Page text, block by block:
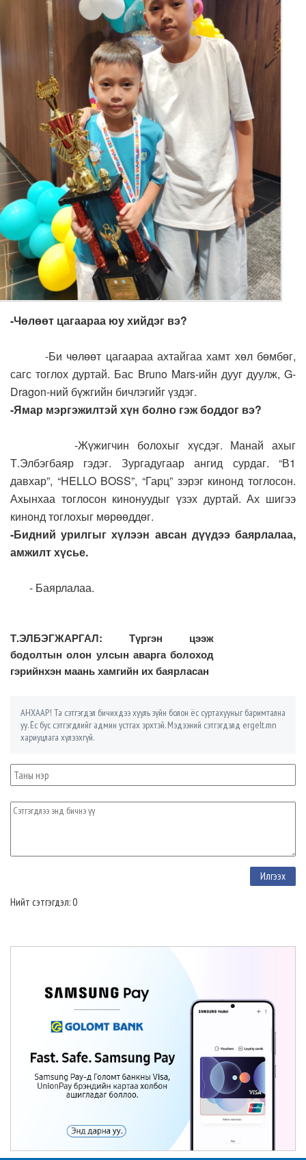
-Чөлөөт цагаараа юу хийдэг вэ?
-Би чөлөөт цагаараа ахтайгаа хамт хөл бөмбөг,
сагс тоглох дуртай. Бас Bruno Mars-ийн дууг дуулж, G-
Dragon-ний бүжгийн бичлэгийг үздэг.
-Ямар мэргэжилтэй хүн болно гэж боддог вэ?
-Жүжигчин болохыг хүсдэг. Манай ахыг
Т.Элбэгбаяр гэдэг. Зургадугаар ангид сурдаг. “В1
давхар”, “HELLO BOSS”, “Гарц” зэрэг кинонд тоглосон.
Ахынхаа тоглосон кинонуудыг үзэх дуртай. Ах шигээ
кинонд тоглохыг мөрөөддөг.
-Бидний урилгыг хүлээн авсан дүүдээ баярлалаа,
амжилт хүсье.
- Баярлалаа.
Т.ЭЛБЭГЖАРГАЛ: Түргэн цээж
бодолтын олон улсын аварга болоход
гэрийнхэн маань хамгийн их баярласан
АНХААР! Та сэтгэгдэл бичихдээ хууль зүйн болон ёс суртахууныг баримтална
уу. Ёс бус сэтгэгдлийг админ устгах эрхтэй. Мэдээний сэтгэгдэлд ergelt.mn
хариуцлага хүлээхгүй.
Нийт сэтгэгдэл: 0